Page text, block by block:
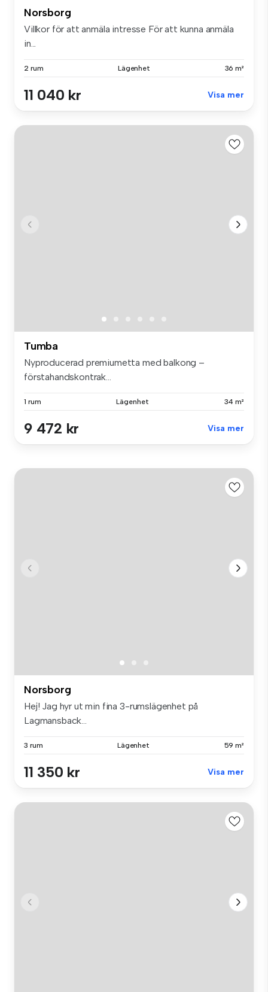
Norsborg
Villkor för att anmäla intresse För att kunna anmäla
in...
2 rum Lägenhet 36 m²
11 040 kr Visa mer
Tumba
Nyproducerad premiumetta med balkong –
förstahandskontrak...
1 rum Lägenhet 34 m²
9 472 kr Visa mer
Norsborg
Hej! Jag hyr ut min fina 3-rumslägenhet på
Lagmansback...
3 rum Lägenhet 59 m²
11 350 kr Visa mer